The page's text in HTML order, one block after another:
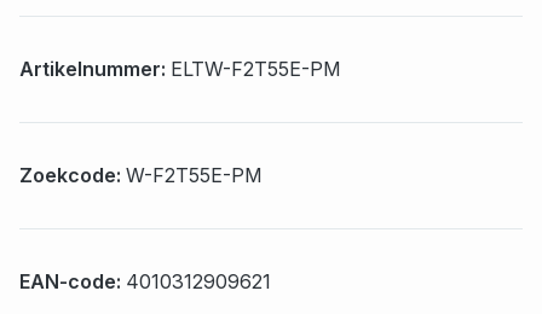
Artikelnummer: ELTW-F2T55E-PM
Zoekcode: W-F2T55E-PM
EAN-code: 4010312909621